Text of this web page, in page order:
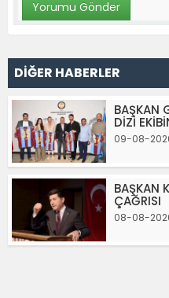
DİĞER HABERLER
BAŞKAN
DİZİ
09-08-
BAŞKAN
ÇAĞRISI
08-08-